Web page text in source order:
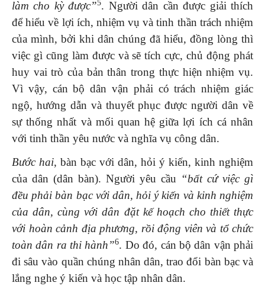
làm cho kỳ được”5. Người dân cần được giải thích
để hiểu về lợi ích, nhiệm vụ và tinh thần trách nhiệm
của mình, bởi khi dân chúng đã hiểu, đồng lòng thì
việc gì cũng làm được và sẽ tích cực, chủ động phát
huy vai trò của bản thân trong thực hiện nhiệm vụ.
Vì vậy, cán bộ dân vận phải có trách nhiệm giác
ngộ, hướng dẫn và thuyết phục được người dân về
sự thống nhất và mối quan hệ giữa lợi ích cá nhân
với tinh thần yêu nước và nghĩa vụ công dân.
Bước hai, bàn bạc với dân, hỏi ý kiến, kinh nghiệm
của dân (dân bàn). Người yêu cầu “bất cứ việc gì
đều phải bàn bạc với dân, hỏi ý kiến và kinh nghiệm
của dân, cùng với dân đặt kế hoạch cho thiết thực
với hoàn cảnh địa phương, rồi động viên và tổ chức
toàn dân ra thi hành”6. Do đó, cán bộ dân vận phải
đi sâu vào quần chúng nhân dân, trao đổi bàn bạc và
lắng nghe ý kiến và học tập nhân dân.